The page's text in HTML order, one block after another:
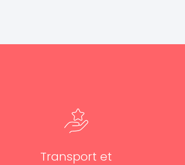
Transport et